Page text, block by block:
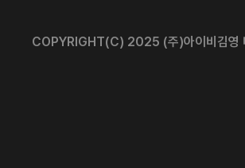
COPYRIGHT(C) 2025 (주)아이비김영